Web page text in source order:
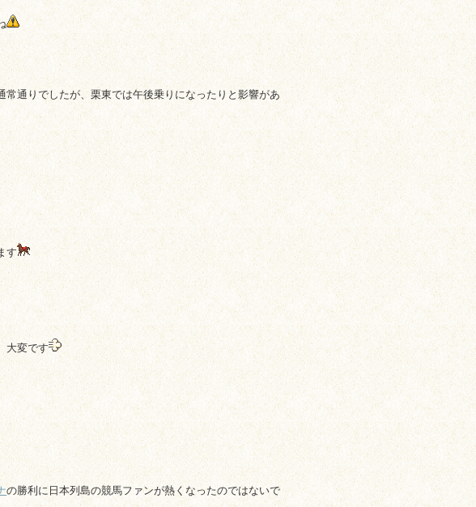
通りでしたが、栗東では午後乗りになったりと影響があ
す
大変です
の勝利に日本列島の競馬ファンが熱くなったのではないで